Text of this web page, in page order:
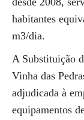
habitantes
m3/dia.
A Substituição
Vinha das
adjudicada à
equipamentos